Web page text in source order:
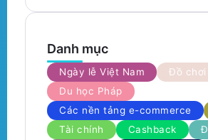
Danh mục
Ngày lễ Việt Nam
Đồ chơi
Du học Pháp
Các nền tảng e-commerce
Tài chính
Cashback